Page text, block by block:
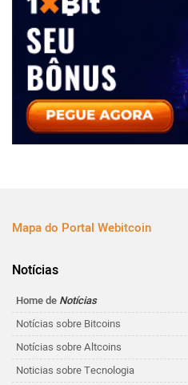
Mapa do Portal Webitcoin
Notícias
Home de Notícias
Notícias sobre Bitcoins
Notícias sobre Altcoins
Noticias sobre Tecnologia